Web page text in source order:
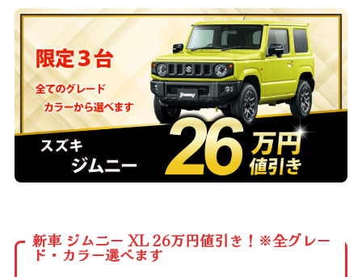
新車 ジムニー XL 26万円値引き！※全グレー
ド・カラー選べます